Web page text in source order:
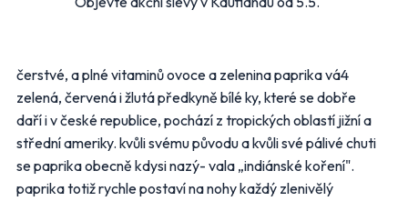
čerstvé, a plné vitaminů ovoce a zelenina paprika vá4
zelená, červená i žlutá předkyně bílé ky, které se dobře
daří i v české republice, pochází z tropických oblastí jižní a
střední ameriky. kvůli svému původu a kvůli své pálivé chuti
se paprika obecně kdysi nazý- vala „indiánské koření".
paprika totiž rychle postaví na nohy každý zlenivělý
CBA COOP
FLOP Globus
Kaufland Lidl